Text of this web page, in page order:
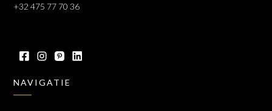
+32 475 77 70 36
NAVIGATIE